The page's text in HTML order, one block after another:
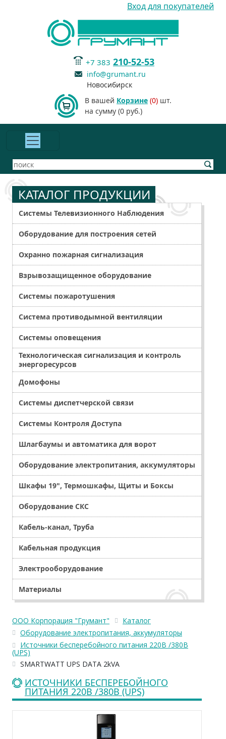
Вход для покупателей
+7 383 210-52-53
info@grumant.ru
Новосибирск
В вашей Корзине (0) шт.
на сумму (0 руб.)
КАТАЛОГ ПРОДУКЦИИ
Системы Телевизионного Наблюдения
Оборудование для построения сетей
Охранно пожарная сигнализация
Взрывозащищенное оборудование
Системы пожаротушения
Система противодымной вентиляции
Системы оповещения
Технологическая сигнализация и контроль
энергоресурсов
Домофоны
Системы диспетчерской связи
Системы Контроля Доступа
Шлагбаумы и автоматика для ворот
Оборудование электропитания, аккумуляторы
Шкафы 19", Термошкафы, Щиты и Боксы
Оборудование СКС
Кабель-канал, Труба
Кабельная продукция
Электрооборудование
Материалы
ООО Корпорация "Грумант"
Каталог
Оборудование электропитания, аккумуляторы
Источники бесперебойного питания 220В /380В
(UPS)
SMARTWATT UPS DATA 2kVA
ИСТОЧНИКИ БЕСПЕРЕБОЙНОГО
ПИТАНИЯ 220В /380В (UPS)